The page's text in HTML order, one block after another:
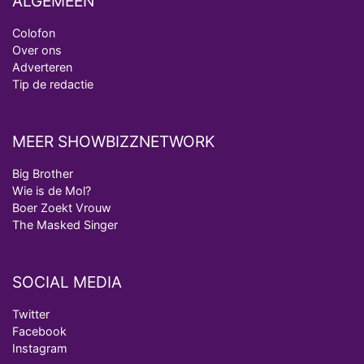
Colofon
Over ons
Adverteren
Tip de redactie
MEER SHOWBIZZNETWORK
Big Brother
Wie is de Mol?
Boer Zoekt Vrouw
The Masked Singer
SOCIAL MEDIA
Twitter
Facebook
Instagram